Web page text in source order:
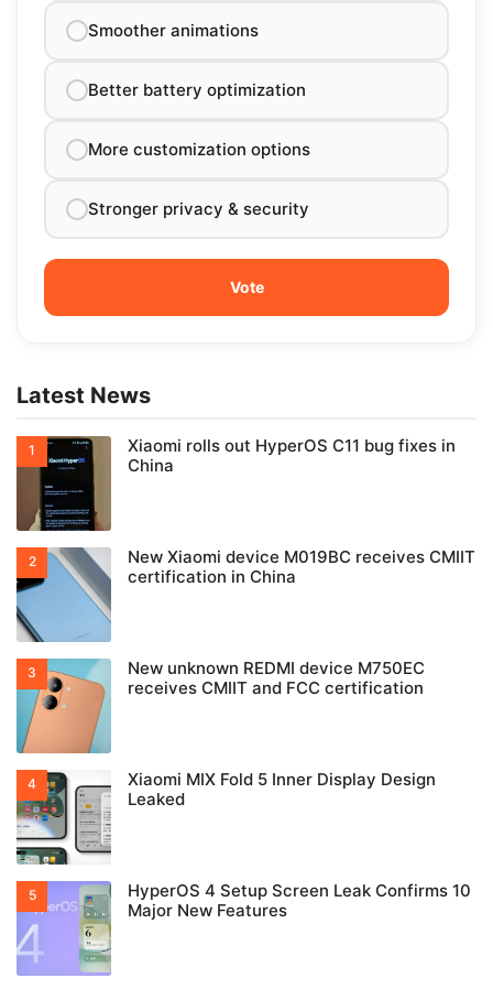
Smoother animations
Better battery optimization
More customization options
Stronger privacy & security
Latest News
Xiaomi rolls out HyperOS C11 bug fixes in
China
New Xiaomi device M019BC receives CMIIT
certification in China
New unknown REDMI device M750EC
receives CMIIT and FCC certification
Xiaomi MIX Fold 5 Inner Display Design
Leaked
HyperOS 4 Setup Screen Leak Confirms 10
Major New Features